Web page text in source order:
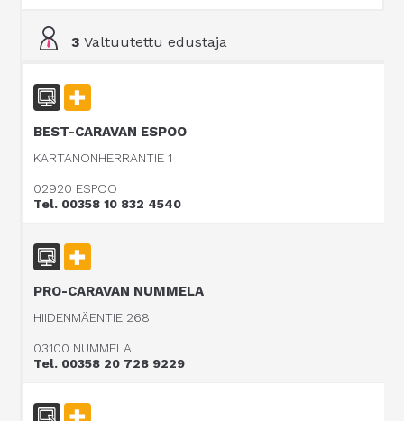
3 Valtuutettu edustaja
BEST-CARAVAN ESPOO
KARTANONHERRANTIE 1
02920 ESPOO
Tel. 00358 10 832 4540
PRO-CARAVAN NUMMELA
HIIDENMÄENTIE 268
03100 NUMMELA
Tel. 00358 20 728 9229